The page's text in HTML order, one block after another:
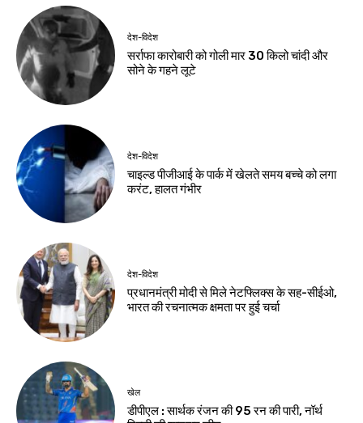
का सुभाषितम्
Birsa Bhumi Live
August 6, 2026
झारखंड न्यूज़
ऑपरेशन सफाया में पुलिस
की बड़ी कार्रवाई, दो देशी
कट्टे और चोरी की बाइक
बरामद
Birsa Bhumi Live -
August 5, 2026
नवीनतम लेख
शेख हसीना के लाइव प्रसारण पर भारत से नाराज हुआ
बांग्लादेश